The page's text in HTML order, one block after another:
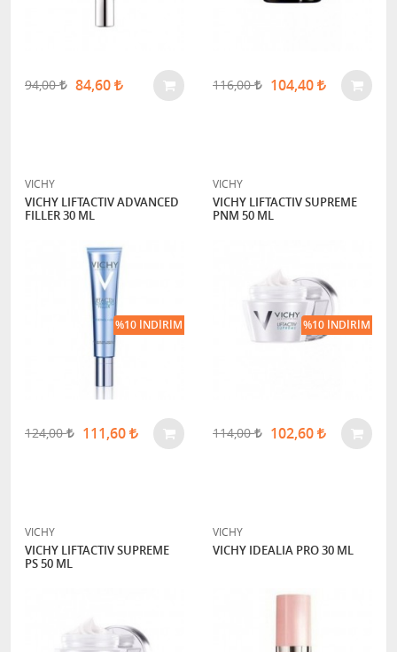
94,00 84,60 116,00 104,40
VICHY
VICHY LIFTACTIV ADVANCED
FILLER 30 ML
124,00 111,60
%10 İNDIRIM
VICHY
VICHY LIFTACTIV SUPREME
PNM 50 ML
114,00 102,60
%10 İNDIRIM
VICHY
VICHY LIFTACTIV SUPREME
PS 50 ML
VICHY
VICHY IDEALIA PRO 30 ML